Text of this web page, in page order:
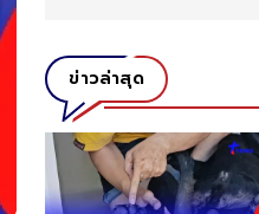
ข่าวล่าสุด